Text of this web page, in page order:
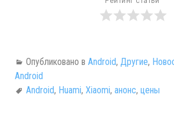
Опубликовано в Android, Другие,
Android
Android, Huami, Xiaomi, анонс, цены